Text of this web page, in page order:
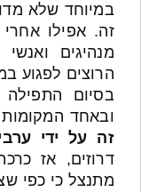
במיוחד שלא
זה. אפילו
מנהיגים
הרוצים לפגוע
בסיום התפילה
ובאחד
זה על ידי
דרוזים, אז
מתנצל כי כפי שציינתי